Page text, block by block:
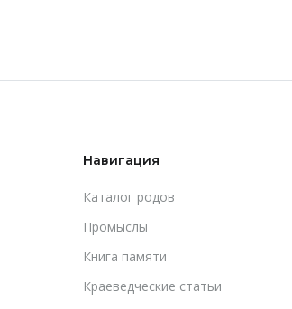
Навигация
Каталог родов
Промыслы
Книга памяти
Краеведческие статьи